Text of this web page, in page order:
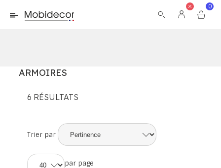
La boutique ne fonctionnera pas correctement dans le cas où
les cookies sont désactivés.
0
ARMOIRES
6 RÉSULTATS
Trier par
par page